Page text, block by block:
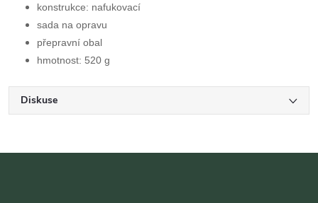
konstrukce: nafukovací
sada na opravu
přepravní obal
hmotnost: 520 g
Diskuse